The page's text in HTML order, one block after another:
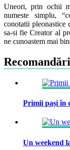
Uneori, prin ochii
numeste simplu,
conotatii pleonastice
sa-si fie Creator al
ne cunoastem mai
Recomandări
Primii pași în
Un weekend